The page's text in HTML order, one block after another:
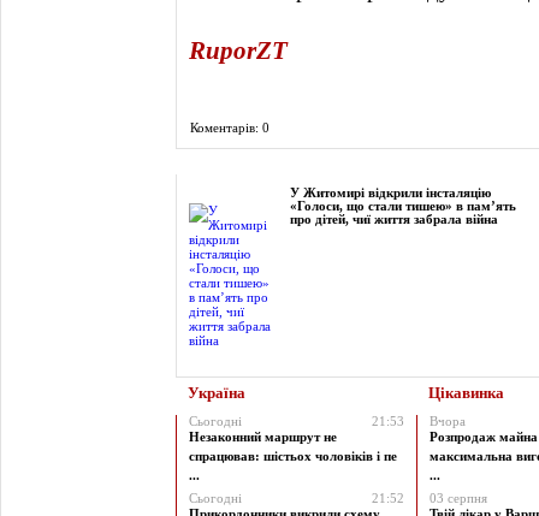
RuporZT
Коментарів: 0
У Житомирі відкрили інсталяцію
«Голоси, що стали тишею» в пам’ять
про дітей, чиї життя забрала війна
Україна Цікавинка
Сьогодні
21:53
Незаконний маршрут не
спрацював: шістьох чоловіків і пе
...
Сьогодні
21:52
Вчора
Розпродаж майна
максимальна
...
03 серпня